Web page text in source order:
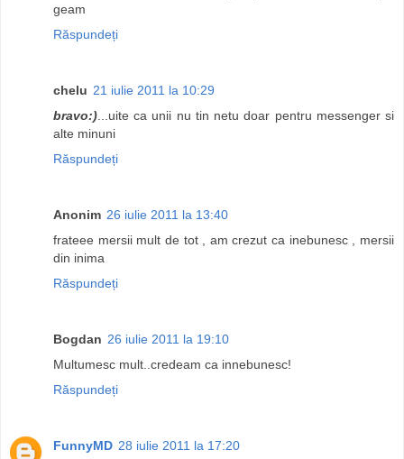
geam
Răspundeți
chelu 21 iulie 2011 la 10:29
bravo:)...uite ca unii nu tin netu doar pentru messenger si
alte minuni
Răspundeți
Anonim 26 iulie 2011 la 13:40
frateee mersii mult de tot , am crezut ca inebunesc , mersii
din inima
Răspundeți
Bogdan 26 iulie 2011 la 19:10
Multumesc mult..credeam ca innebunesc!
Răspundeți
FunnyMD 28 iulie 2011 la 17:20